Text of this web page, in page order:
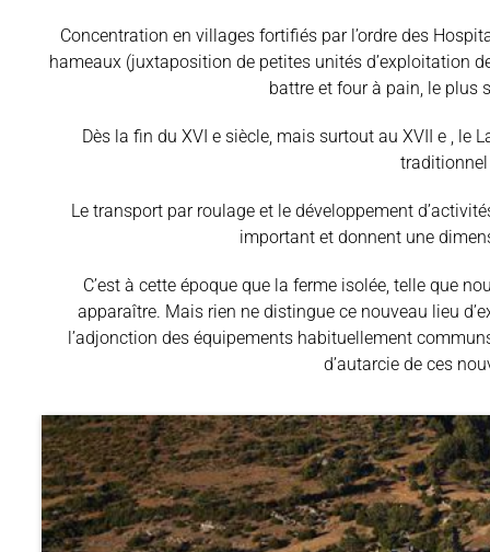
Concentration en villages fortifiés par l’ordre des
hameaux (juxtaposition de petites unités d’exploitation
battre et four à pain, le plus
Dès la fin du XVI e siècle, mais surtout au XVII e , le
Le transport par roulage et le développement
important et donnent une
C’est à cette époque que la ferme isolée, telle que
apparaître. Mais rien ne distingue ce nouveau lieu
l’adjonction des équipements habituellement
d’autarcie de ces